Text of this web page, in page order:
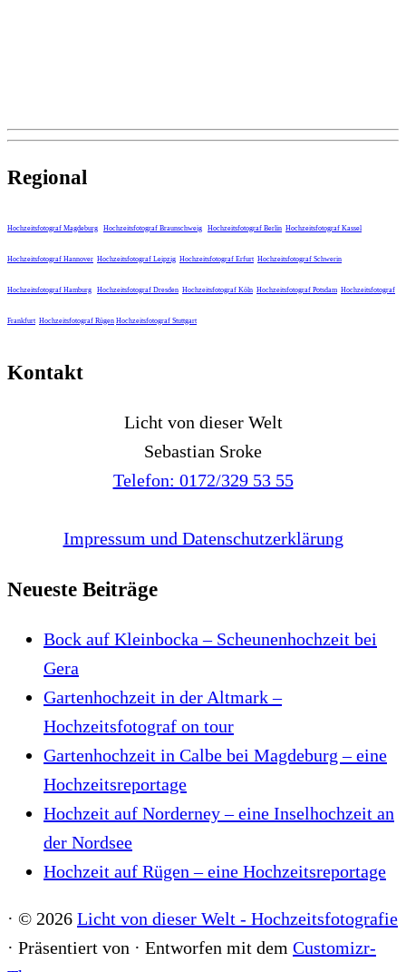
Regional
Hochzeitsfotograf Magdeburg Hochzeitsfotograf Braunschweig Hochzeitsfotograf Berlin Hochzeitsfotograf Kassel
Hochzeitsfotograf Hannover Hochzeitsfotograf Leipzig Hochzeitsfotograf Erfurt Hochzeitsfotograf Schwerin
Hochzeitsfotograf Hamburg Hochzeitsfotograf Dresden Hochzeitsfotograf Köln Hochzeitsfotograf Potsdam Hochzeitsfotograf
Frankfurt Hochzeitsfotograf Rügen Hochzeitsfotograf Stuttgart
Kontakt
Licht von dieser Welt
Sebastian Sroke
Telefon: 0172/329 53 55
Impressum und Datenschutzerklärung
Neueste Beiträge
Bock auf Kleinbocka – Scheunenhochzeit bei
Gera
Gartenhochzeit in der Altmark –
Hochzeitsfotograf on tour
Gartenhochzeit in Calbe bei Magdeburg – eine
Hochzeitsreportage
Hochzeit auf Norderney – eine Inselhochzeit an
der Nordsee
Hochzeit auf Rügen – eine Hochzeitsreportage
· © 2026 Licht von dieser Welt - Hochzeitsfotografie
· Präsentiert von · Entworfen mit dem Customizr-